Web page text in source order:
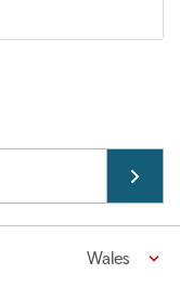
Wales